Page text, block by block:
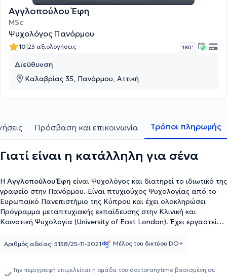
Αγγλοπούλου Έφη
MSc
Ψυχολόγος Πανόρμου
10|23 αξιολογήσεις 180 '
Διεύθυνση
Καλαβρίας 35, Πανόρμου, Αττική
Πρόσβαση και επικοινωνία Τρόποι πληρωμής
Γιατί είναι η κατάλληλη για σένα
Η Αγγλοπούλου Έφη είναι Ψυχολόγος και διατηρεί το ιδιωτικό της
γραφείο στην Πανόρμου. Είναι πτυχιούχος Ψυχολογίας από το
Ευρωπαϊκό Πανεπιστήμιο της Κύπρου και έχει ολοκληρώσει
Πρόγραμμα μεταπτυχιακής εκπαίδευσης στην Κλινική και
Κοινοτική Ψυχολογία (University of East London). Έχει εργαστεί
έχει διατελέσει εθελόντρια στο Χαμόγελο του Παιδιού κι είναι
επίκεντρο την αγάπη για την δουλειά και κυρίως την καλύτερη
Αριθμός αδείας: 5158/25-11-2021 Μέλος του δικτύου DO+
Την περιγραφή επιμελείται η ομάδα του doctoranytime βασισμένη σε